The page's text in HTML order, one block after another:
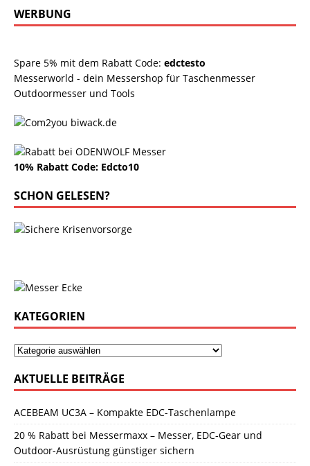
WERBUNG
Spare 5% mit dem Rabatt Code: edctesto
Messerworld - dein Messershop für Taschenmesser
Outdoormesser und Tools
10% Rabatt Code: Edcto10
SCHON GELESEN?
KATEGORIEN
AKTUELLE BEITRÄGE
ACEBEAM UC3A – Kompakte EDC-Taschenlampe
20 % Rabatt bei Messermaxx – Messer, EDC-Gear und
Outdoor-Ausrüstung günstiger sichern